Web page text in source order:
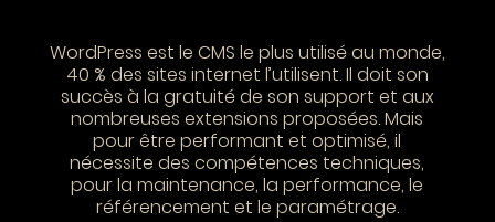
WordPress est le CMS le plus utilisé au monde,
40 % des sites internet l’utilisent. Il doit son
succès à la gratuité de son support et aux
nombreuses extensions proposées. Mais
pour être performant et optimisé, il
nécessite des compétences techniques,
pour la maintenance, la performance, le
référencement et le paramétrage.